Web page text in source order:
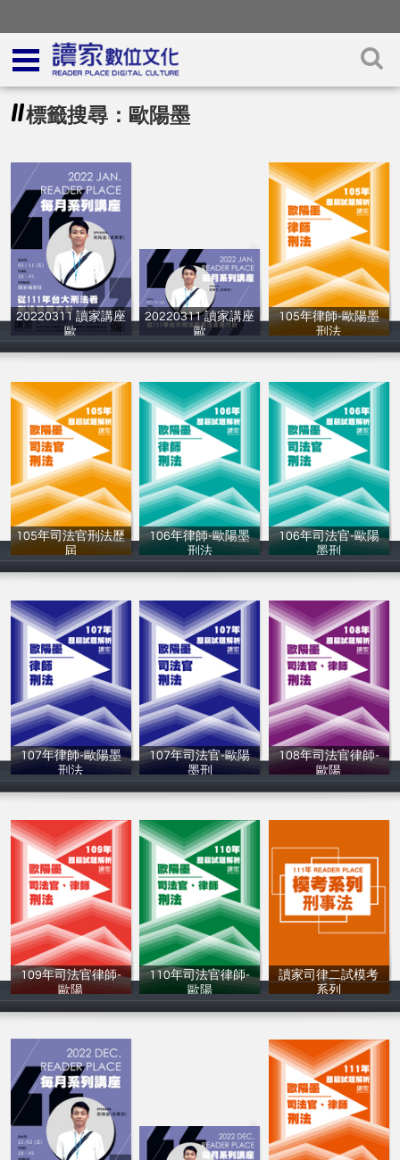
標籤搜尋：歐陽墨
20220311 讀家講座
歐
讀家補習班
20220311 讀家講座
歐
讀家補習班
105年律師-歐陽墨
刑法
讀家補習班
105年司法官刑法歷
屆
讀家補習班
106年律師-歐陽墨
刑法
讀家補習班
106年司法官-歐陽
墨刑
讀家補習班
107年律師-歐陽墨
刑法
讀家補習班
107年司法官-歐陽
墨刑
讀家補習班
108年司法官律師-
歐陽
讀家補習班
109年司法官律師-
歐陽
讀家補習班
110年司法官律師-
歐陽
讀家補習班
讀家司律二試模考
系列
讀家補習班